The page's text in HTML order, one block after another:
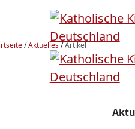
/Aktuelles/Artikel